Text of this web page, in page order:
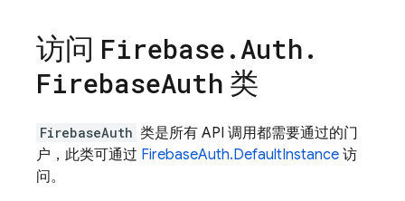
访问 Firebase.Auth.
FirebaseAuth 类
FirebaseAuth 类是所有 API 调用都需要通过的门
户，此类可通过 FirebaseAuth.DefaultInstance 访
问。